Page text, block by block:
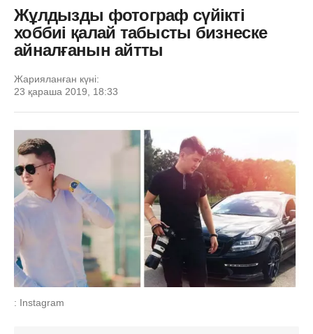
Жұлдызды фотограф сүйікті
хоббиі қалай табысты бизнеске
айналғанын айтты
Жарияланған күні:
23 қараша 2019, 18:33
: Instagram